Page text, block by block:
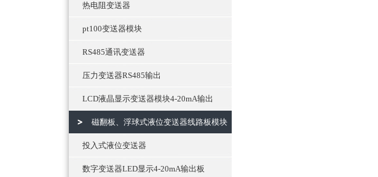
热电阻变送器
pt100变送器模块
RS485通讯变送器
压力变送器RS485输出
LCD液晶显示变送器模块4-20mA输出
磁翻板、浮球式液位变送器线路板模块
投入式液位变送器
数字变送器LED显示4-20mA输出板